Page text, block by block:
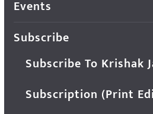
Events
Subscribe
Subscribe To Krishak
Subscription (Print